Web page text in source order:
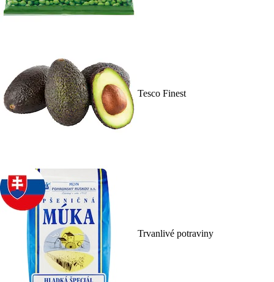
Tesco Finest
Trvanlivé potraviny